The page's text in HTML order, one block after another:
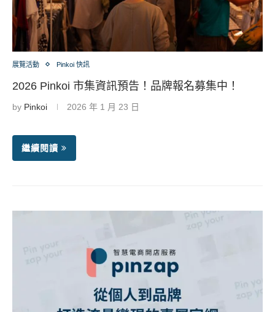
展覽活動 Pinkoi 快訊
2026 Pinkoi 市集資訊預告！品牌報名募集中！
by Pinkoi 2026 年 1 月 23 日
繼續閱讀